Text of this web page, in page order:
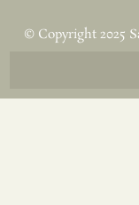
© Copyright 2025